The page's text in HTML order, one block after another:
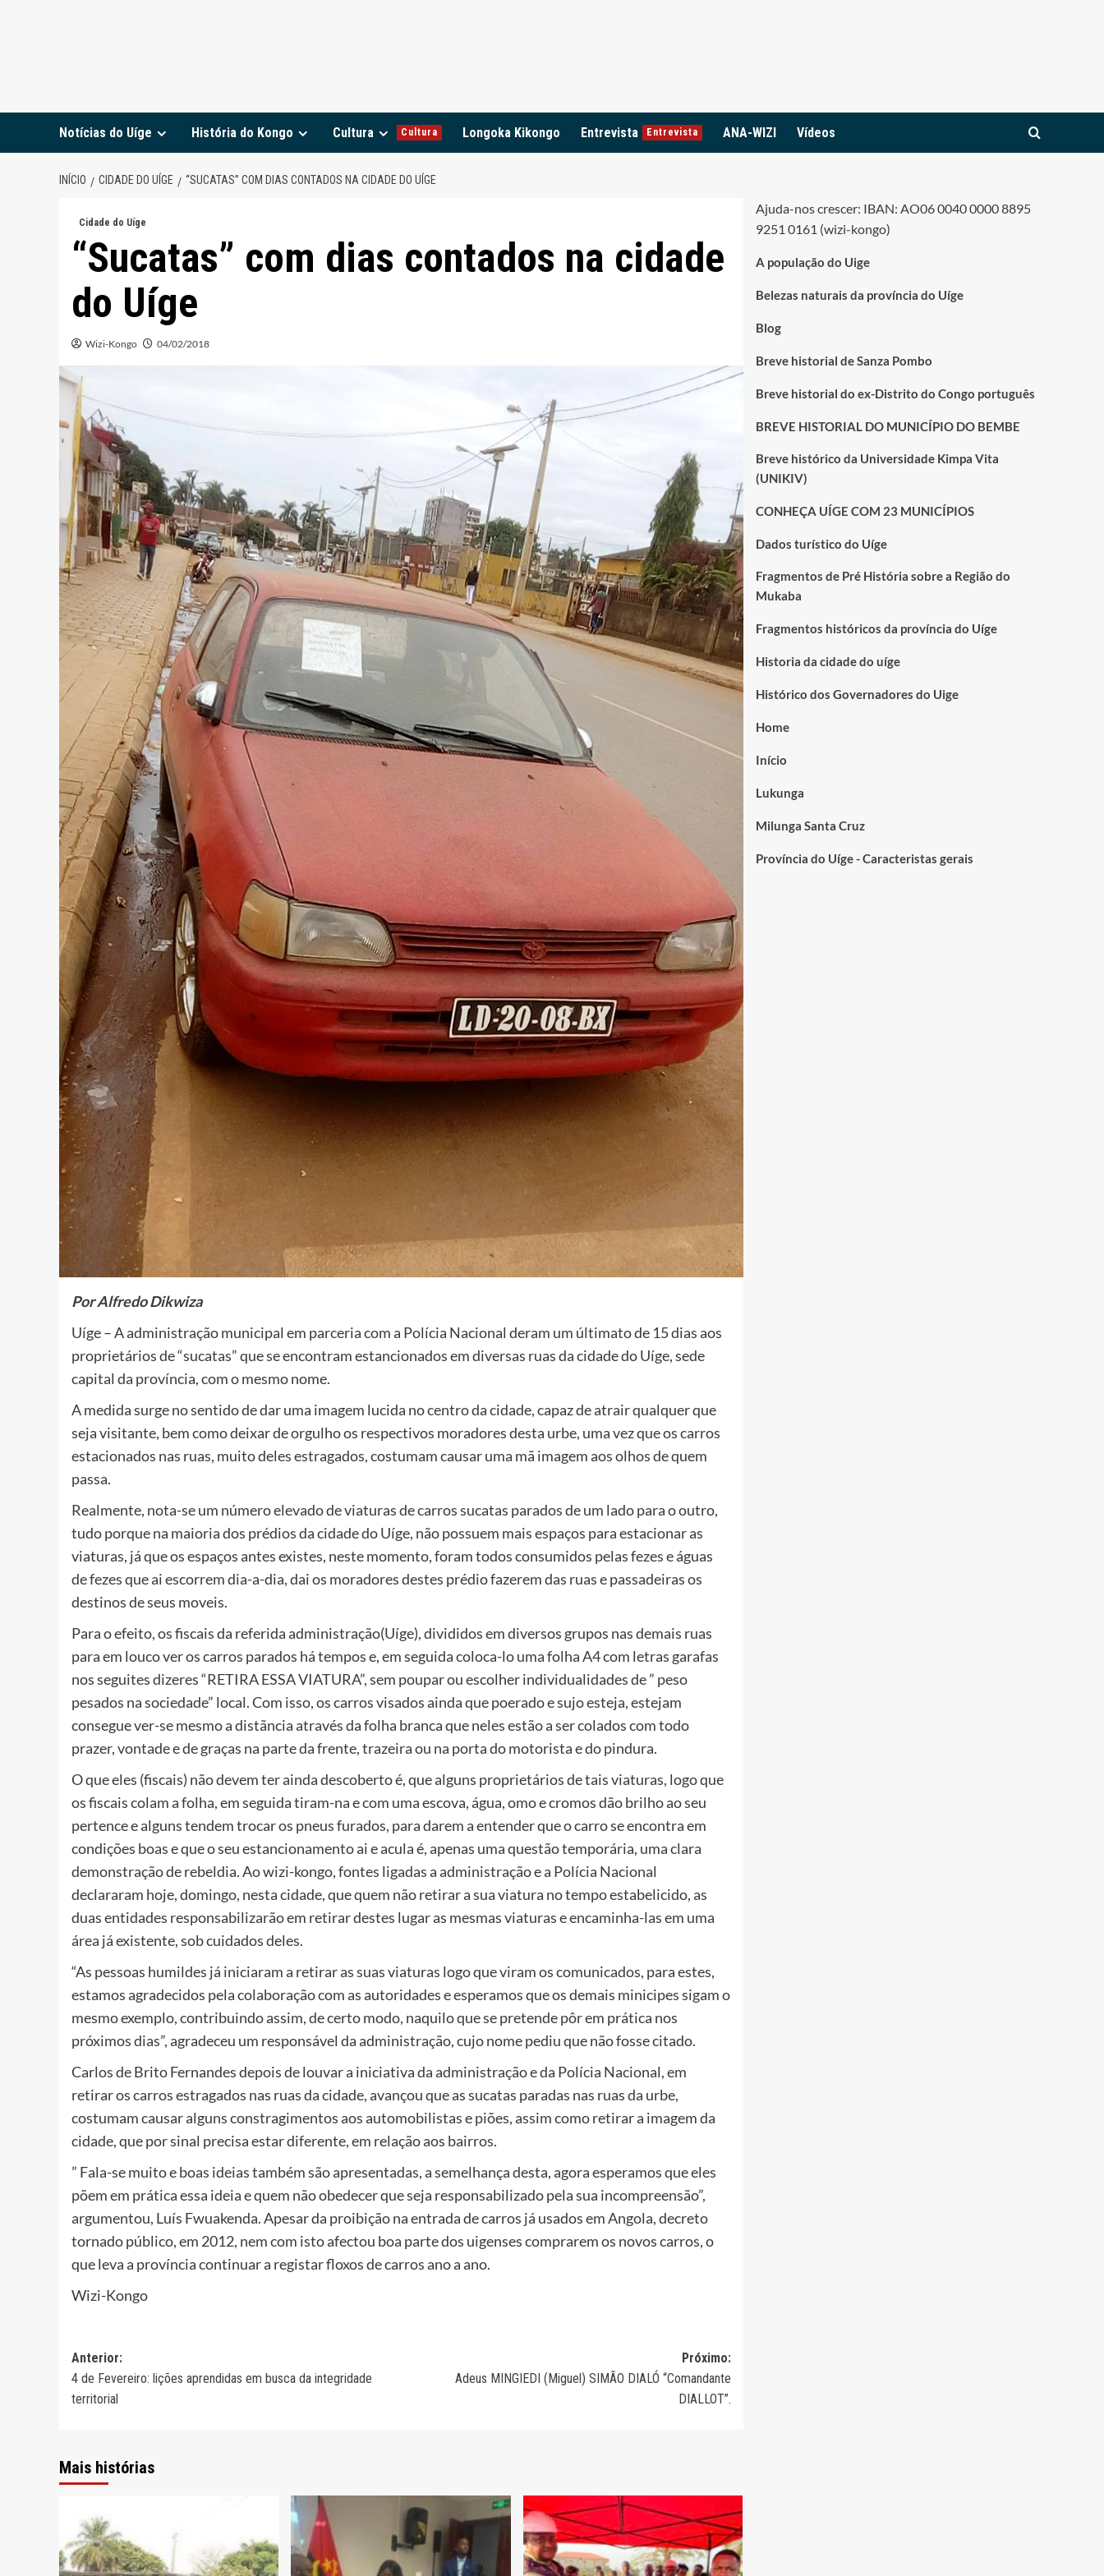
Notícias do Uíge História do Kongo Cultura Cultura Longoka Kikongo Entrevista Entrevista ANA-WIZI Vídeos
INÍCIO CIDADE DO UÍGE “SUCATAS” COM DIAS CONTADOS NA CIDADE DO UÍGE
Cidade do Uíge
“Sucatas” com dias contados na cidade
do Uíge
Wizi-Kongo 04/02/2018
Por Alfredo Dikwiza
Uíge – A administração municipal em parceria com a Polícia Nacional deram um últimato de 15 dias aos
proprietários de “sucatas” que se encontram estancionados em diversas ruas da cidade do Uíge, sede
capital da província, com o mesmo nome.
A medida surge no sentido de dar uma imagem lucida no centro da cidade, capaz de atrair qualquer que
seja visitante, bem como deixar de orgulho os respectivos moradores desta urbe, uma vez que os carros
estacionados nas ruas, muito deles estragados, costumam causar uma mã imagem aos olhos de quem
passa.
Realmente, nota-se um número elevado de viaturas de carros sucatas parados de um lado para o outro,
tudo porque na maioria dos prédios da cidade do Uíge, não possuem mais espaços para estacionar as
viaturas, já que os espaços antes existes, neste momento, foram todos consumidos pelas fezes e águas
de fezes que ai escorrem dia-a-dia, dai os moradores destes prédio fazerem das ruas e passadeiras os
destinos de seus moveis.
Para o efeito, os fiscais da referida administração(Uíge), divididos em diversos grupos nas demais ruas
para em louco ver os carros parados há tempos e, em seguida coloca-lo uma folha A4 com letras garafas
nos seguites dizeres “RETIRA ESSA VIATURA”, sem poupar ou escolher individualidades de ” peso
pesados na sociedade” local. Com isso, os carros visados ainda que poerado e sujo esteja, estejam
consegue ver-se mesmo a distãncia através da folha branca que neles estão a ser colados com todo
prazer, vontade e de graças na parte da frente, trazeira ou na porta do motorista e do pindura.
O que eles (fiscais) não devem ter ainda descoberto é, que alguns proprietários de tais viaturas, logo que
os fiscais colam a folha, em seguida tiram-na e com uma escova, água, omo e cromos dão brilho ao seu
pertence e alguns tendem trocar os pneus furados, para darem a entender que o carro se encontra em
condições boas e que o seu estancionamento ai e acula é, apenas uma questão temporária, uma clara
demonstração de rebeldia. Ao wizi-kongo, fontes ligadas a administração e a Polícia Nacional
declararam hoje, domingo, nesta cidade, que quem não retirar a sua viatura no tempo estabelicido, as
duas entidades responsabilizarão em retirar destes lugar as mesmas viaturas e encaminha-las em uma
área já existente, sob cuidados deles.
“As pessoas humildes já iniciaram a retirar as suas viaturas logo que viram os comunicados, para estes,
estamos agradecidos pela colaboração com as autoridades e esperamos que os demais minicipes sigam o
mesmo exemplo, contribuindo assim, de certo modo, naquilo que se pretende pôr em prática nos
próximos dias”, agradeceu um responsável da administração, cujo nome pediu que não fosse citado.
Carlos de Brito Fernandes depois de louvar a iniciativa da administração e da Polícia Nacional, em
retirar os carros estragados nas ruas da cidade, avançou que as sucatas paradas nas ruas da urbe,
costumam causar alguns constragimentos aos automobilistas e piões, assim como retirar a imagem da
cidade, que por sinal precisa estar diferente, em relação aos bairros.
” Fala-se muito e boas ideias também são apresentadas, a semelhança desta, agora esperamos que eles
põem em prática essa ideia e quem não obedecer que seja responsabilizado pela sua incompreensão”,
argumentou, Luís Fwuakenda. Apesar da proibição na entrada de carros já usados em Angola, decreto
tornado público, em 2012, nem com isto afectou boa parte dos uigenses comprarem os novos carros, o
que leva a província continuar a registar floxos de carros ano a ano.
Wizi-Kongo
Navegação
de
Anterior:
4 de Fevereiro: lições aprendidas em busca da integridade
territorial
Próximo:
Adeus MINGIEDI (Miguel) SIMÃO DIALÓ “Comandante
DIALLOT”.
Mais histórias
Ajuda-nos crescer: IBAN: AO06 0040 0000 8895
9251 0161 (wizi-kongo)
A população do Uige
Belezas naturais da província do Uíge
Blog
Breve historial de Sanza Pombo
Breve historial do ex-Distrito do Congo português
BREVE HISTORIAL DO MUNICÍPIO DO BEMBE
Breve histórico da Universidade Kimpa Vita
(UNIKIV)
CONHEÇA UÍGE COM 23 MUNICÍPIOS
Dados turístico do Uíge
Fragmentos de Pré História sobre a Região do
Mukaba
Fragmentos históricos da província do Uíge
Historia da cidade do uíge
Histórico dos Governadores do Uige
Home
Início
Lukunga
Milunga Santa Cruz
Província do Uíge - Caracteristas gerais